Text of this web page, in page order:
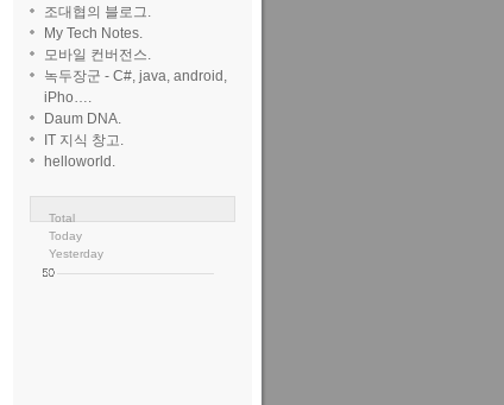
조대협의 블로그.
My Tech Notes.
모바일 컨버전스.
녹두장군 - C#, java, android,
iPho….
Daum DNA.
IT 지식 창고.
helloworld.
Total
Today
Yesterday